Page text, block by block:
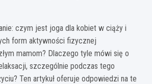
czym jest joga dla kobiet w ciąży i
form aktywności fizycznej
mamom? Dlaczego tyle mówi się o
szczególnie podczas tego
Ten artykuł oferuje odpowiedzi na te